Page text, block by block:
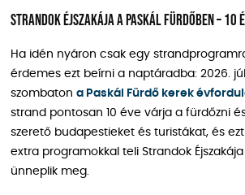
Strandok Éjszakája a Paskál Fürdőben – 10
Ha idén nyáron csak egy
érdemes ezt beírni a naptáradba: 2026.
szombaton a Paskál Fürdő kerek
strand pontosan 10 éve várja a fürdőzni
szerető budapestieket és turistákat, és
extra programokkal teli Strandok
ünneplik meg.